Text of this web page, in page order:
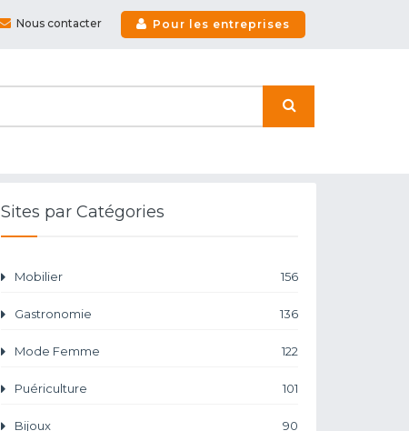
Nous contacter Pour les entreprises
Sites par Catégories
Mobilier 156
Gastronomie 136
Mode Femme 122
Puériculture 101
Bijoux 90